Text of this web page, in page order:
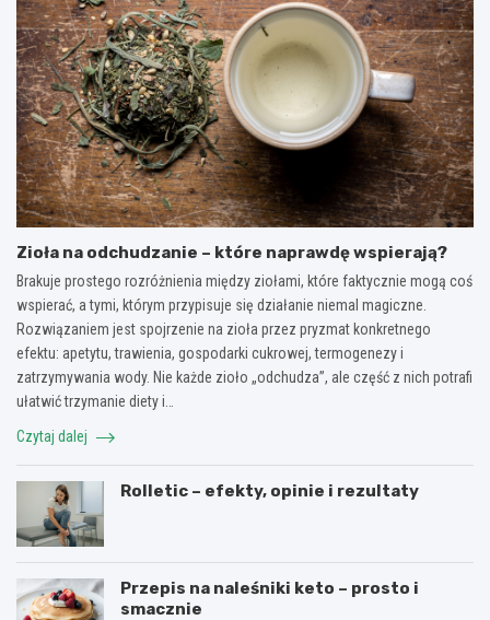
Zioła na odchudzanie – które naprawdę wspierają?
Brakuje prostego rozróżnienia między ziołami, które faktycznie mogą coś
wspierać, a tymi, którym przypisuje się działanie niemal magiczne.
Rozwiązaniem jest spojrzenie na zioła przez pryzmat konkretnego
efektu: apetytu, trawienia, gospodarki cukrowej, termogenezy i
zatrzymywania wody. Nie każde zioło „odchudza”, ale część z nich potrafi
ułatwić trzymanie diety i…
Czytaj dalej
Rolletic – efekty, opinie i rezultaty
Przepis na naleśniki keto – prosto i
smacznie